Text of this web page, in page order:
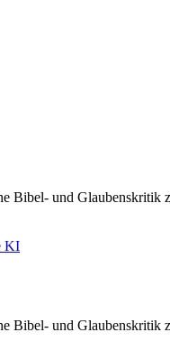
Bibel- und Glaubenskritik
KI
Bibel- und Glaubenskritik